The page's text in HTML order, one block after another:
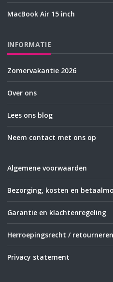
MacBook Air 15 inch
INFORMATIE
Zomervakantie 2026
Over ons
Lees ons blog
Neem contact met ons op
Algemene voorwaarden
Bezorging, kosten en
Garantie en klachtenregeling
Herroepingsrecht / retourneren
Privacy statement